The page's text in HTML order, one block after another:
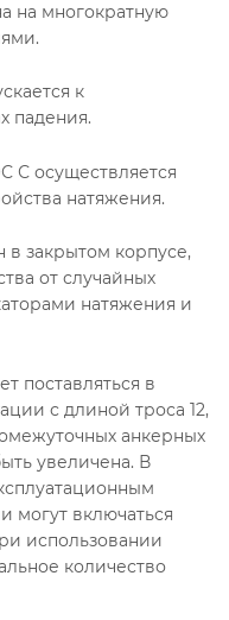
на многократную
к
падения.
С осуществляется
натяжения.
закрытом корпусе,
от случайных
натяжения и
поставляться в
с длиной троса 12,
анкерных
увеличена. В
могут включаться
использовании
количество